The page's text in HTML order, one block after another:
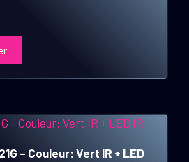
– Couleur: Vert IR + LED